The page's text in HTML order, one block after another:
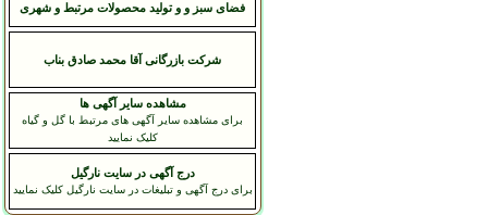
فضای سبز و و تولید محصولات مرتبط و شهری
شرکت بازرگانی آقا محمد صادق بناب
مشاهده سایر آگهی ها
برای مشاهده سایر آگهی های مرتبط با گل و گیاه
کلیک نمایید
درج آگهی در سایت نارگیل
برای درج آگهی و تبلیغات در سایت نارگیل کلیک نمایید